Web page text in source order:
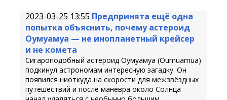
2023-03-25 13:55 Предпринята ещё одна
попытка объяснить, почему астероид
Оумуамуа — не инопланетный крейсер
и не комета
Сигароподобный астероид Оумуамуа (Oumuamua)
подкинул астрономам интересную загадку. Он
появился ниоткуда на скорости для межзвёздных
путешествий и после манёвра около Солнца